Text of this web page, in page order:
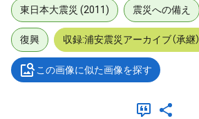
東日本大震災 (2011) 震災への備え
復興 収録:浦安震災アーカイブ（承継）
この画像に似た画像を探す